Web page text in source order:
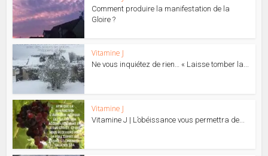
Comment produire la manifestation de la
Gloire ?
Vitamine J
Ne vous inquiétez de rien… « Laisse tomber la...
Vitamine J
Vitamine J | L’obéissance vous permettra de...